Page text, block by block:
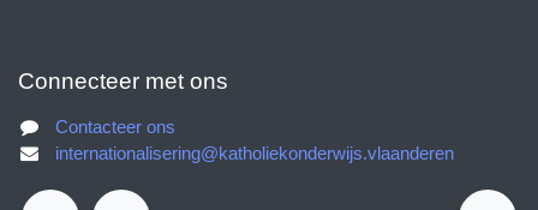
Connecteer met ons
Contacteer ons
internationalisering@katholiekonderwijs.vlaanderen